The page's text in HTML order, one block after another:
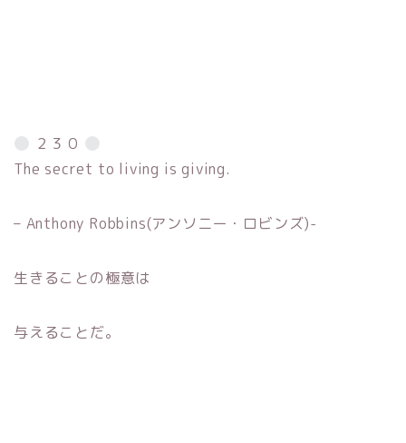
２３０
The secret to living is giving.
– Anthony Robbins(アンソニー・ロビンズ)-
生きることの極意は
与えることだ。